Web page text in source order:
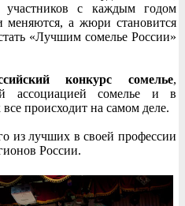
участников с каждым годом
меняются, а жюри становится
«Лучшим сомелье России»
конкурс сомелье,
ассоциацией сомелье и в
происходит на самом деле.
из лучших в своей профессии
России.